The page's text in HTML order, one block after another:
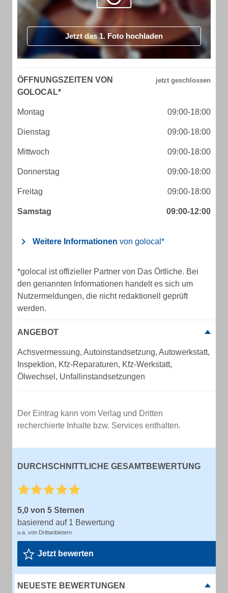
Jetzt das 1. Foto hochladen
ÖFFNUNGSZEITEN VON
GOLOCAL*
Montag 09:00-18:00
Dienstag 09:00-18:00
Mittwoch 09:00-18:00
Donnerstag 09:00-18:00
Freitag 09:00-18:00
Samstag 09:00-12:00
Weitere Informationen von golocal*
*golocal ist offizieller Partner von Das Örtliche. Bei
den genannten Informationen handelt es sich um
Nutzermeldungen, die nicht redaktionell geprüft
werden.
ANGEBOT
Achsvermessung, Autoinstandsetzung, Autowerkstatt,
Inspektion, Kfz-Reparaturen, Kfz-Werkstatt,
Ölwechsel, Unfallinstandsetzungen
Der Eintrag kann vom Verlag und Dritten
recherchierte Inhalte bzw. Services enthalten.
DURCHSCHNITTLICHE GESAMTBEWERTUNG
5,0 von 5 Sternen
basierend auf 1 Bewertung
u.a. von Drittanbietern
Jetzt bewerten
NEUESTE BEWERTUNGEN